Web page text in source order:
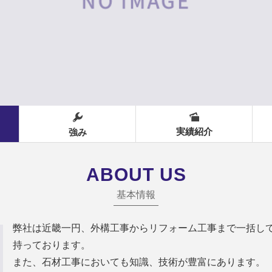
強み 実績紹介
ABOUT US
基本情報
弊社は近畿一円、外構工事からリフォーム工事まで一括し
持っております。
また、石材工事においても知識、技術が豊富にあります。